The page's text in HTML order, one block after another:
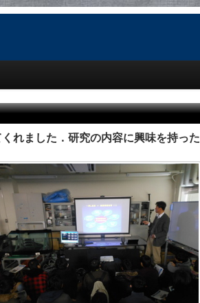
れました．研究の内容に興味を持った